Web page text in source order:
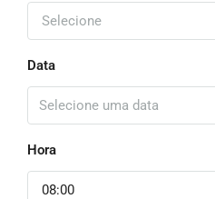
Selecione
Data
Hora
08:00